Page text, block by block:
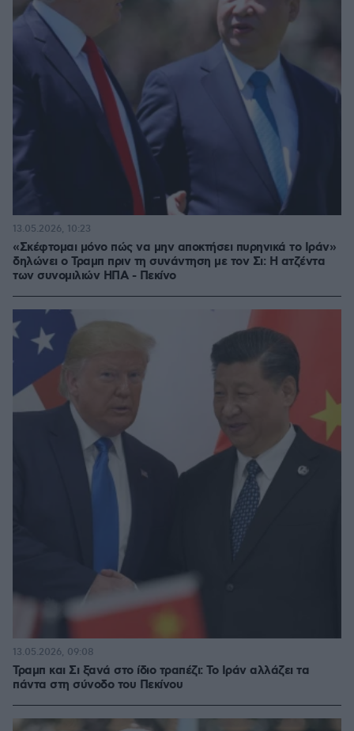
«Σκέφτομαι μόνο πώς να μην αποκτήσει πυρηνικά το Ιράν»
δηλώνει ο Τραμπ πριν τη συνάντηση με τον Σι: Η ατζέντα
των συνομιλιών ΗΠΑ - Πεκίνο
13.05.2026, 10:23
Τραμπ και Σι ξανά στο ίδιο τραπέζι: Το Ιράν αλλάζει τα
πάντα στη σύνοδο του Πεκίνου
13.05.2026, 09:08